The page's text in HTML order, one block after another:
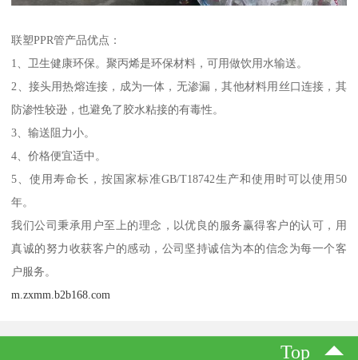
联塑PPR管产品优点：
1、卫生健康环保。聚丙烯是环保材料，可用做饮用水输送。
2、接头用热熔连接，成为一体，无渗漏，其他材料用丝口连接，其
防渗性较逊，也避免了胶水粘接的有毒性。
3、输送阻力小。
4、价格便宜适中。
5、使用寿命长，按国家标准GB/T18742生产和使用时可以使用50
年。
我们公司秉承用户至上的理念，以优良的服务赢得客户的认可，用
真诚的努力收获客户的感动，公司坚持诚信为本的信念为每一个客
户服务。
m.zxmm.b2b168.com
Top